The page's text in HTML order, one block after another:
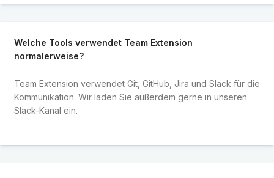
Welche Tools verwendet Team Extension
normalerweise?
Team Extension verwendet Git, GitHub, Jira und Slack für die
Kommunikation. Wir laden Sie außerdem gerne in unseren
Slack-Kanal ein.